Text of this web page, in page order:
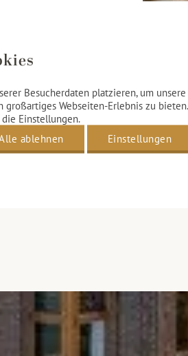
Besucherdaten platzieren, um
großartiges Webseiten-Erlebnis zu
Einstellungen.
ablehnen Einstellungen